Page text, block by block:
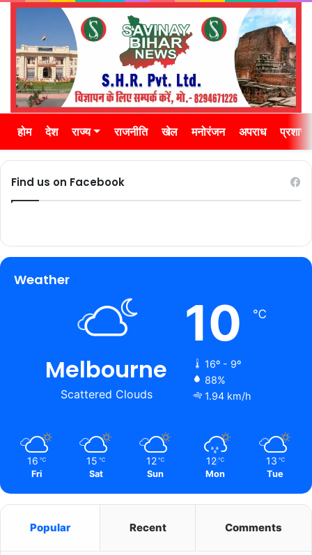
होम देश राज्य राजनीति खेल मनोरंजन अपराध
Find us on Facebook
Weather
Melbourne
Scattered Clouds
10 ℃
16º - 9º
88%
1.94 km/h
16 ℃
Fri
15 ℃
Sat
12 ℃
Sun
12 ℃
Mon
13 ℃
Tue
Popular Recent Comments